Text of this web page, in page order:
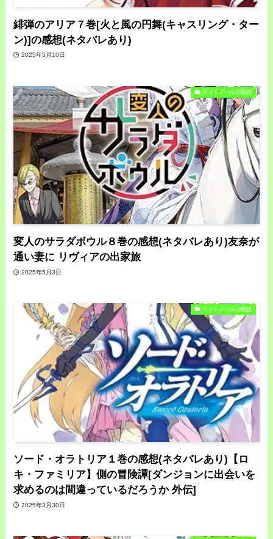
緋弾のアリア７巻[火と風の円舞(キャスリング・ター
ン)]の感想(ネタバレあり)
2025年5月10日
ライトノベルの感想
変人のサラダボウル８巻の感想(ネタバレあり)友奈が
通い妻に リヴィアの出家旅
2025年5月3日
ライトノベルの感想
ソード・オラトリア１巻の感想(ネタバレあり)【ロ
キ・ファミリア】側の冒険譚[ダンジョンに出会いを
求めるのは間違っているだろうか 外伝]
2025年3月30日